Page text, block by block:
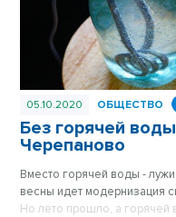
05.10.2020 ОБЩЕСТВО
Без горячей
Черепаново
Вместо горячей воды -
весны идет модернизация
Но лето прошло, а горячей